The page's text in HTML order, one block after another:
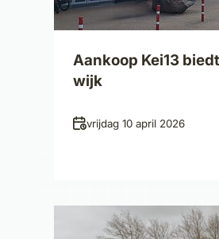
Aankoop Kei13
wijk
Datum
vrijdag 10 april 2026